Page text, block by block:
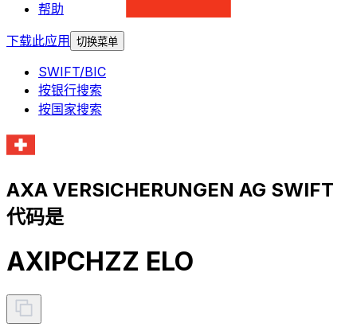
帮助
下载此应用
切换菜单
SWIFT/BIC
按银行搜索
按国家搜索
AXA VERSICHERUNGEN AG SWIFT
代码是
AXIPCHZZ ELO